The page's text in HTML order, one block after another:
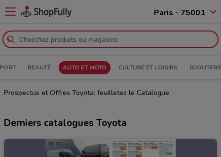
Paris - 75001
BEAUTÉ AUTO ET MOTO CULTURE ET LOISIRS
Prospectus et Offres Toyota: feuilletez le Catalogue
Derniers catalogues Toyota